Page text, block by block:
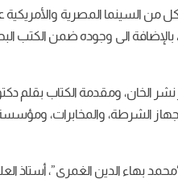
كل من السينما المصرية
الى وجوده ضمن الكتب
بعنوان (اتجاهات السينما المصرية والأمريكية وتصويرها النمطي لمؤسسات الدولة) في عام 2022، عن دار نشر
الشرطة، والمخابرات،
بهاء الدين الغمري”، أستاذ